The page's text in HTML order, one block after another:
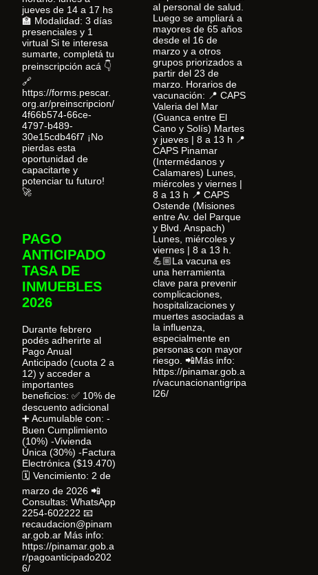
jueves de 14 a 17 hs
🏫 Modalidad: 3 días
presenciales y 1
virtual Si te interesa
sumarte, completá tu
preinscripción acá 👇
🔗
https://forms.pescar.
org.ar/preinscripcion/
4f66b574-66ce-
4797-b489-
30e15cdb46f7 ¡No
pierdas esta
oportunidad de
capacitarte y
potenciar tu futuro!
🚀
PAGO
ANTICIPADO
TASA DE
INMUEBLES
2026
Durante febrero
podés adherirte al
Pago Anual
Anticipado (cuota 2 a
12) y acceder a
importantes
beneficios: ✅ 10% de
descuento adicional
➕ Acumulable con: -
Buen Cumplimiento
(10%) -Vivienda
Única (30%) -Factura
Electrónica ($19.470)
🗓 Vencimiento: 2 de
marzo de 2026 📲
Consultas: WhatsApp
2254-602222 📧
recaudacion@pinam
ar.gob.ar Más info:
https://pinamar.gob.a
r/pagoanticipado202
6/
al personal de salud.
Luego se ampliará a
mayores de 65 años
desde el 16 de
marzo y a otros
grupos priorizados a
partir del 23 de
marzo. Horarios de
vacunación: 📍 CAPS
Valeria del Mar
(Guanca entre El
Cano y Solís) Martes
y jueves | 8 a 13 h 📍
CAPS Pinamar
(Intermédanos y
Calamares) Lunes,
miércoles y viernes |
8 a 13 h 📍 CAPS
Ostende (Misiones
entre Av. del Parque
y Blvd. Anspach)
Lunes, miércoles y
viernes | 8 a 13 h.
💪🏼La vacuna es
una herramienta
clave para prevenir
complicaciones,
hospitalizaciones y
muertes asociadas a
la influenza,
especialmente en
personas con mayor
riesgo. 📲Más info:
https://pinamar.gob.a
r/vacunacionantigripa
l26/